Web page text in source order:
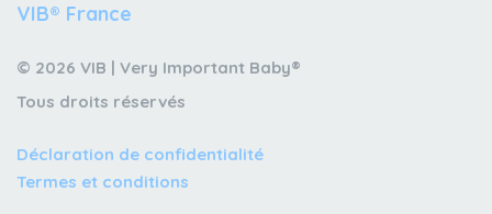
VIB® France
© 2026 VIB | Very Important Baby®
Tous droits réservés
Déclaration de confidentialité
Termes et conditions